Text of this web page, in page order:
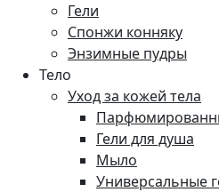
Гели
Спонжи конняку
Энзимные пудры
Тело
Уход за кожей тела
Гели для душа
Мыло
Универсальные